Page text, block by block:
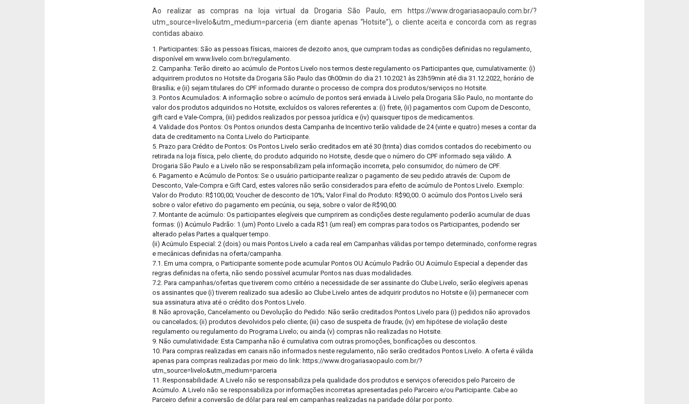
Ao realizar as compras na loja virtual da Drogaria São Paulo, em https://www.drogariasaopaulo.com.br/?
utm_source=livelo&utm_medium=parceria (em diante apenas “Hotsite”), o cliente aceita e concorda com as regras
contidas abaixo.
1. Participantes: São as pessoas físicas, maiores de dezoito anos, que cumpram todas as condições definidas no regulamento,
disponível em www.livelo.com.br/regulamento.
2. Campanha: Terão direito ao acúmulo de Pontos Livelo nos termos deste regulamento os Participantes que, cumulativamente: (i)
adquirirem produtos no Hotsite da Drogaria São Paulo das 0h00min do dia 21.10.2021 às 23h59min até dia 31.12.2022, horário de
Brasília; e (ii) sejam titulares do CPF informado durante o processo de compra dos produtos/serviços no Hotsite.
3. Pontos Acumulados: A informação sobre o acúmulo de pontos será enviada à Livelo pela Drogaria São Paulo, no montante do
valor dos produtos adquiridos no Hotsite, excluídos os valores referentes a: (i) frete, (ii) pagamentos com Cupom de Desconto,
gift card e Vale-Compra, (iii) pedidos realizados por pessoa jurídica e (iv) quaisquer tipos de medicamentos.
4. Validade dos Pontos: Os Pontos oriundos desta Campanha de Incentivo terão validade de 24 (vinte e quatro) meses a contar da
data de creditamento na Conta Livelo do Participante.
5. Prazo para Crédito de Pontos: Os Pontos Livelo serão creditados em até 30 (trinta) dias corridos contados do recebimento ou
retirada na loja física, pelo cliente, do produto adquirido no Hotsite, desde que o número do CPF informado seja válido. A
Drogaria São Paulo e a Livelo não se responsabilizam pela informação incorreta, pelo consumidor, do número de CPF.
6. Pagamento e Acúmulo de Pontos: Se o usuário participante realizar o pagamento de seu pedido através de: Cupom de
Desconto, Vale-Compra e Gift Card, estes valores não serão considerados para efeito de acúmulo de Pontos Livelo. Exemplo:
Valor do Produto: R$100,00; Voucher de desconto de 10%; Valor Final do Produto: R$90,00. O acúmulo dos Pontos Livelo será
sobre o valor efetivo do pagamento em pecúnia, ou seja, sobre o valor de R$90,00.
7. Montante de acúmulo: Os participantes elegíveis que cumprirem as condições deste regulamento poderão acumular de duas
formas: (i) Acúmulo Padrão: 1 (um) Ponto Livelo a cada R$1 (um real) em compras para todos os Participantes, podendo ser
alterado pelas Partes a qualquer tempo.
(ii) Acúmulo Especial: 2 (dois) ou mais Pontos Livelo a cada real em Campanhas válidas por tempo determinado, conforme regras
e mecânicas definidas na oferta/campanha.
7.1. Em uma compra, o Participante somente pode acumular Pontos OU Acúmulo Padrão OU Acúmulo Especial a depender das
regras definidas na oferta, não sendo possível acumular Pontos nas duas modalidades.
7.2. Para campanhas/ofertas que tiverem como critério a necessidade de ser assinante do Clube Livelo, serão elegíveis apenas
os assinantes que (i) tiverem realizado sua adesão ao Clube Livelo antes de adquirir produtos no Hotsite e (ii) permanecer com
sua assinatura ativa até o crédito dos Pontos Livelo.
8. Não aprovação, Cancelamento ou Devolução do Pedido: Não serão creditados Pontos Livelo para (i) pedidos não aprovados
ou cancelados; (ii) produtos devolvidos pelo cliente; (iii) caso de suspeita de fraude; (iv) em hipótese de violação deste
regulamento ou regulamento do Programa Livelo; ou ainda (v) compras não realizadas no Hotsite.
9. Não cumulatividade: Esta Campanha não é cumulativa com outras promoções, bonificações ou descontos.
10. Para compras realizadas em canais não informados neste regulamento, não serão creditados Pontos Livelo. A oferta é válida
apenas para compras realizadas por meio do link: https://www.drogariasaopaulo.com.br/?
utm_source=livelo&utm_medium=parceria
11. Responsabilidade: A Livelo não se responsabiliza pela qualidade dos produtos e serviços oferecidos pelo Parceiro de
Acúmulo. A Livelo não se responsabiliza por informações incorretas apresentadas pelo Parceiro e/ou Participante. Cabe ao
Parceiro definir a conversão de dólar para real em campanhas realizadas na paridade dólar por ponto.
Anexe a sua Receita
Faça a foto da receita ou anexe um
arquivo para enviar sua receita.
75% do fluxo concluído.
Instruções para envio do arquivo